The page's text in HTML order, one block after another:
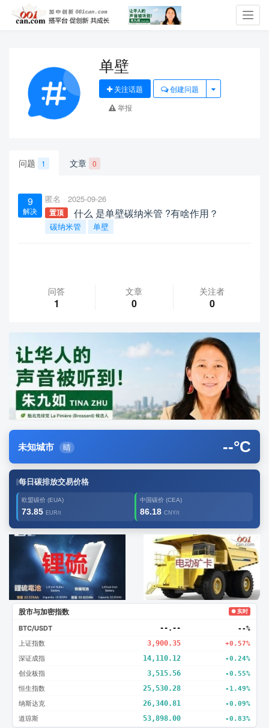
单壁
关注话题
创建问题
举报
问题 1 文章 0
9
解决
匿名 2025-09-26
置顶 什么 是单壁碳纳米管 ?有啥作用？
碳纳米管 单壁
问答
1
文章
0
关注者
0
未知城市 晴 --°C
每日碳排放交易价格
欧盟碳价 (EUA)
73.85 EUR/t
中国碳价 (CEA)
86.18 CNY/t
广告2 创新
股市与加密指数 ● 实时
BTC/USDT --.-- --%
上证指数 3,900.35 +0.57%
深证成指 14,110.12 -0.24%
创业板指 3,515.56 -0.55%
恒生指数 25,530.28 -1.49%
纳斯达克 26,340.81 -0.09%
道琼斯 53,898.00 -0.83%